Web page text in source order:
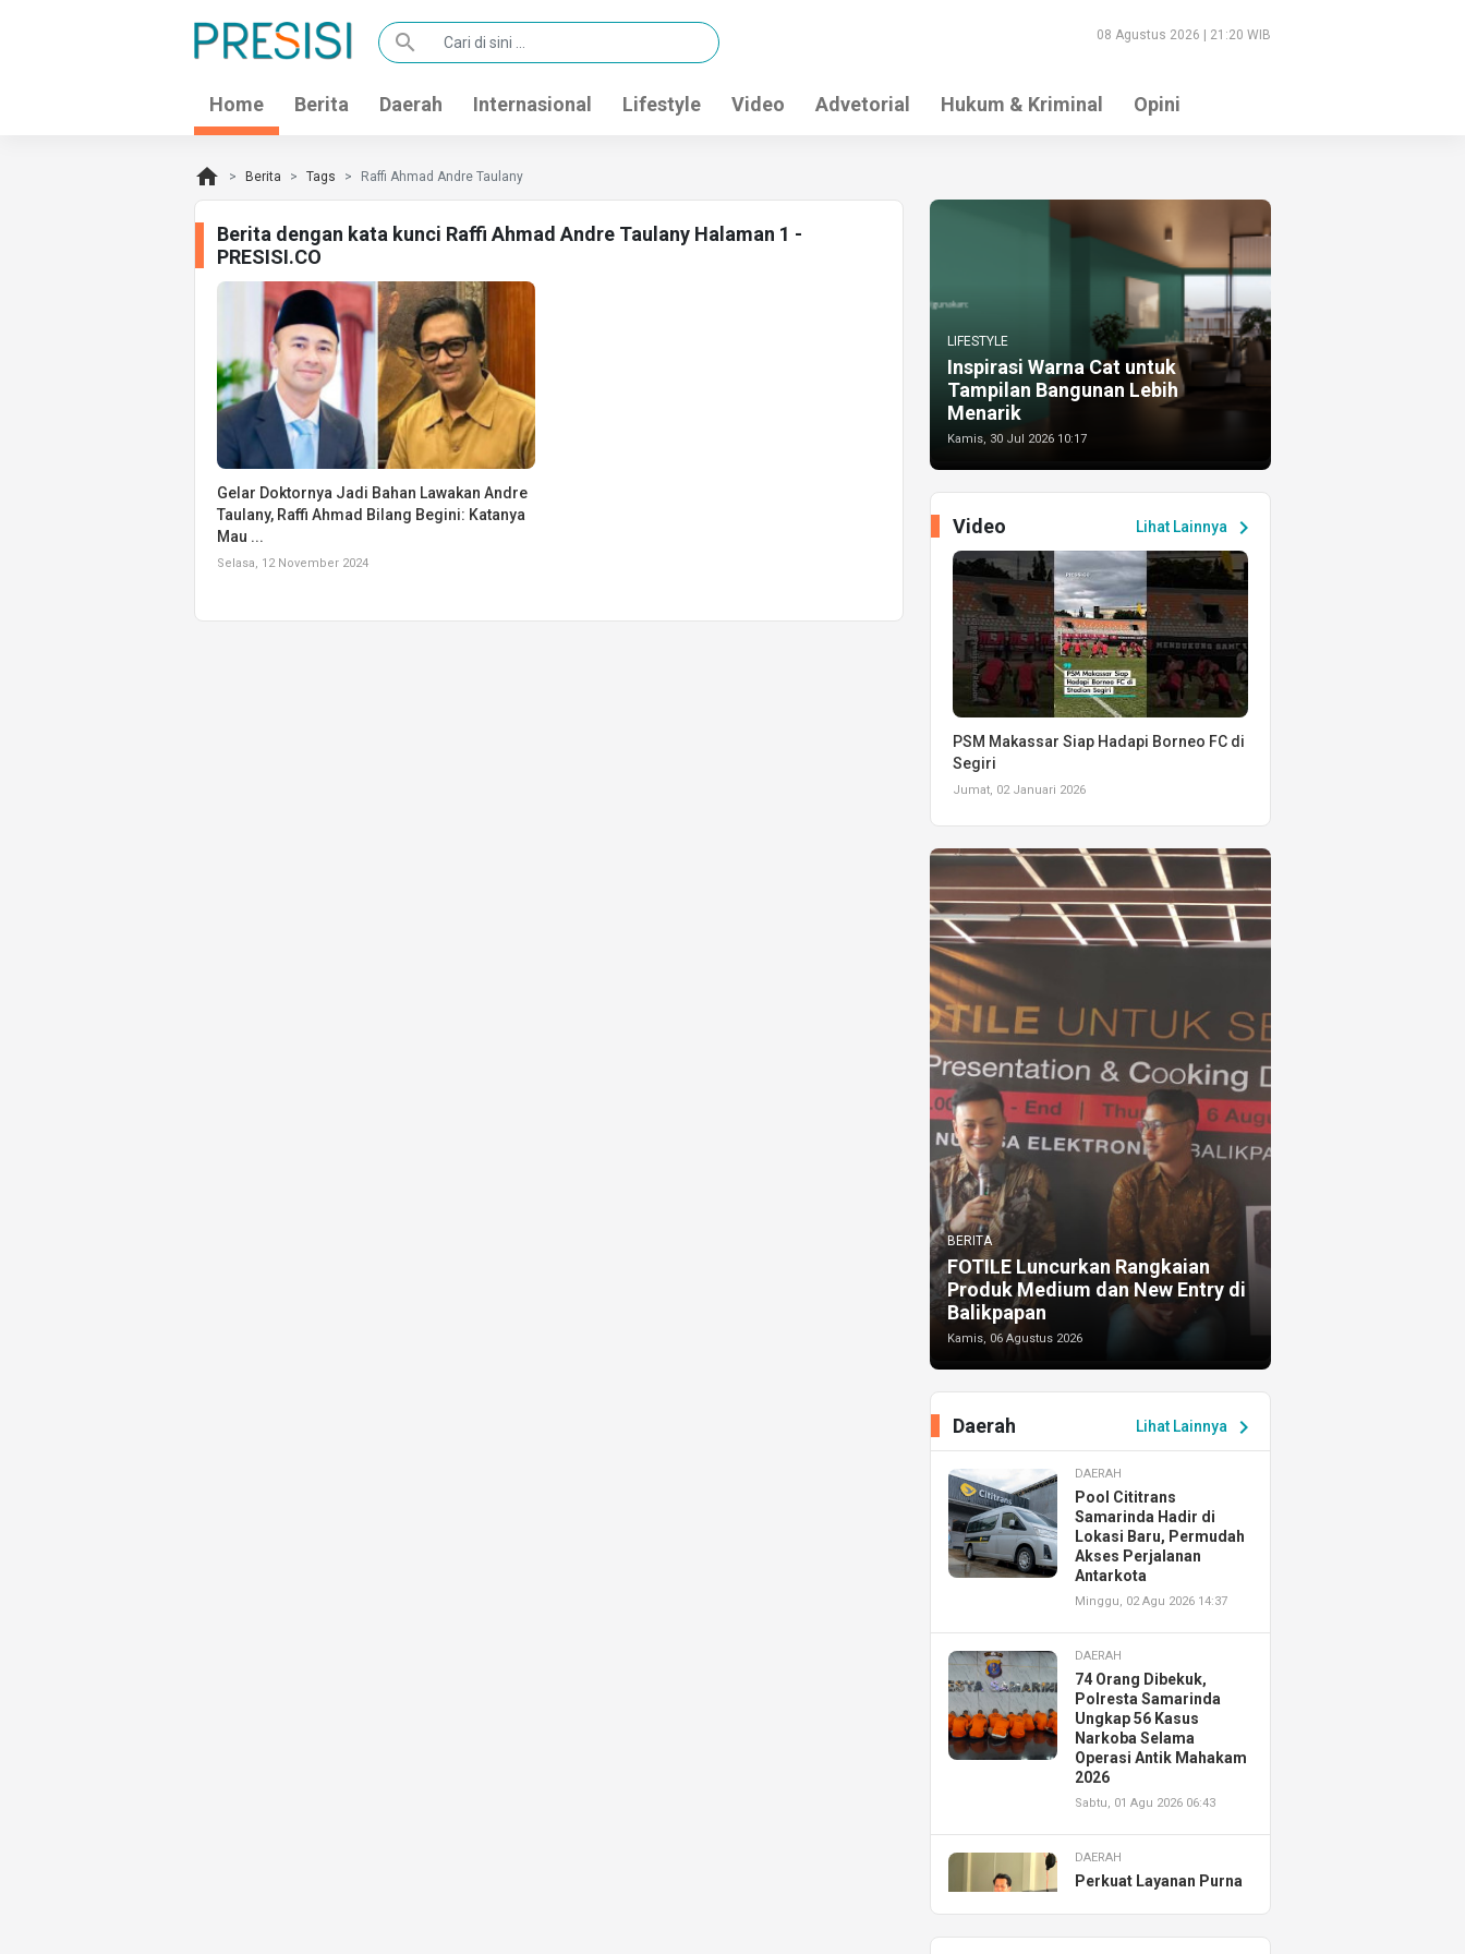
search 08 Agustus 2026 | 21:20 WIB
Home Berita Daerah Internasional Lifestyle Video Advetorial Hukum & Kriminal Opini
home Berita Tags Raffi Ahmad Andre Taulany
Berita dengan kata kunci Raffi Ahmad Andre Taulany Halaman 1 -
PRESISI.CO
Gelar Doktornya Jadi Bahan Lawakan Andre
Taulany, Raffi Ahmad Bilang Begini: Katanya
Mau ...
Selasa, 12 November 2024
LIFESTYLE
Inspirasi Warna Cat untuk
Tampilan Bangunan Lebih
Menarik
Kamis, 30 Jul 2026 10:17
Lihat Lainnya chevron_right
Video
PSM Makassar Siap Hadapi Borneo FC di
Segiri
Jumat, 02 Januari 2026
BERITA
FOTILE Luncurkan Rangkaian
Produk Medium dan New Entry di
Balikpapan
Kamis, 06 Agustus 2026
Lihat Lainnya chevron_right
Daerah
DAERAH
Pool Cititrans
Samarinda Hadir di
Lokasi Baru, Permudah
Akses Perjalanan
Antarkota
Minggu, 02 Agu 2026 14:37
DAERAH
74 Orang Dibekuk,
Polresta Samarinda
Ungkap 56 Kasus
Narkoba Selama
Operasi Antik Mahakam
2026
Sabtu, 01 Agu 2026 06:43
DAERAH
Perkuat Layanan Purna
Resmikan AHASS